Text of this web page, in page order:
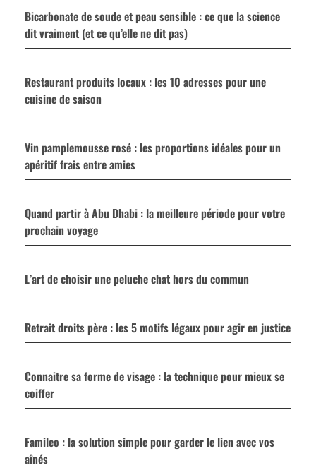
Bicarbonate de soude et peau sensible : ce que la science
dit vraiment (et ce qu’elle ne dit pas)
Restaurant produits locaux : les 10 adresses pour une
cuisine de saison
Vin pamplemousse rosé : les proportions idéales pour un
apéritif frais entre amies
Quand partir à Abu Dhabi : la meilleure période pour votre
prochain voyage
L’art de choisir une peluche chat hors du commun
Retrait droits père : les 5 motifs légaux pour agir en justice
Connaitre sa forme de visage : la technique pour mieux se
coiffer
Famileo : la solution simple pour garder le lien avec vos
aînés